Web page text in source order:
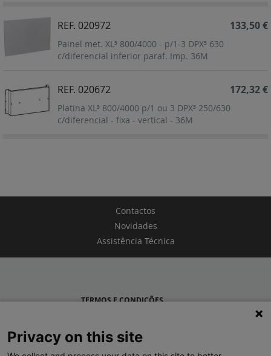
REF. 020972
Painel met. XL³ 800/4000 - p/1-3 DPX³ 630
c/diferencial inferior paraf. Imp. 36M
133,50 €
REF. 020672
Platina XL³ 800/4000 p/1 ou 3 DPX³ 250/630
c/diferencial - fixa - vertical - 36M
172,32 €
Contactos
Novidades
Assistência Técnica
TERMOS E CONDIÇÕES
LEGRAND PORTUGAL
Privacy on this site